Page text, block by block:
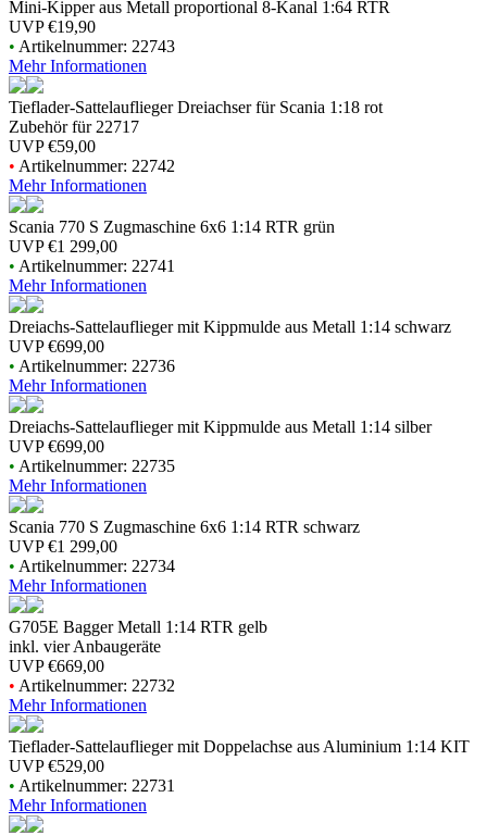
Mini-Kipper aus Metall proportional 8-Kanal 1:64 RTR
UVP€19,90
• Artikelnummer: 22743
Mehr Informationen
Tieflader-Sattelauflieger Dreiachser für Scania 1:18 rot
Zubehör für 22717
UVP€59,00
• Artikelnummer: 22742
Mehr Informationen
Scania 770 S Zugmaschine 6x6 1:14 RTR grün
UVP€1 299,00
• Artikelnummer: 22741
Mehr Informationen
Dreiachs-Sattelauflieger mit Kippmulde aus Metall 1:14 schwarz
UVP€699,00
• Artikelnummer: 22736
Mehr Informationen
Dreiachs-Sattelauflieger mit Kippmulde aus Metall 1:14 silber
UVP€699,00
• Artikelnummer: 22735
Mehr Informationen
Scania 770 S Zugmaschine 6x6 1:14 RTR schwarz
UVP€1 299,00
• Artikelnummer: 22734
Mehr Informationen
G705E Bagger Metall 1:14 RTR gelb
inkl. vier Anbaugeräte
UVP€669,00
• Artikelnummer: 22732
Mehr Informationen
Tieflader-Sattelauflieger mit Doppelachse aus Aluminium 1:14 KIT
UVP€529,00
• Artikelnummer: 22731
Mehr Informationen